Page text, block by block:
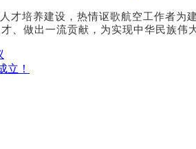
培养建设，热情讴歌航空工作者为
、做出一流贡献，为实现中华民族伟
立！